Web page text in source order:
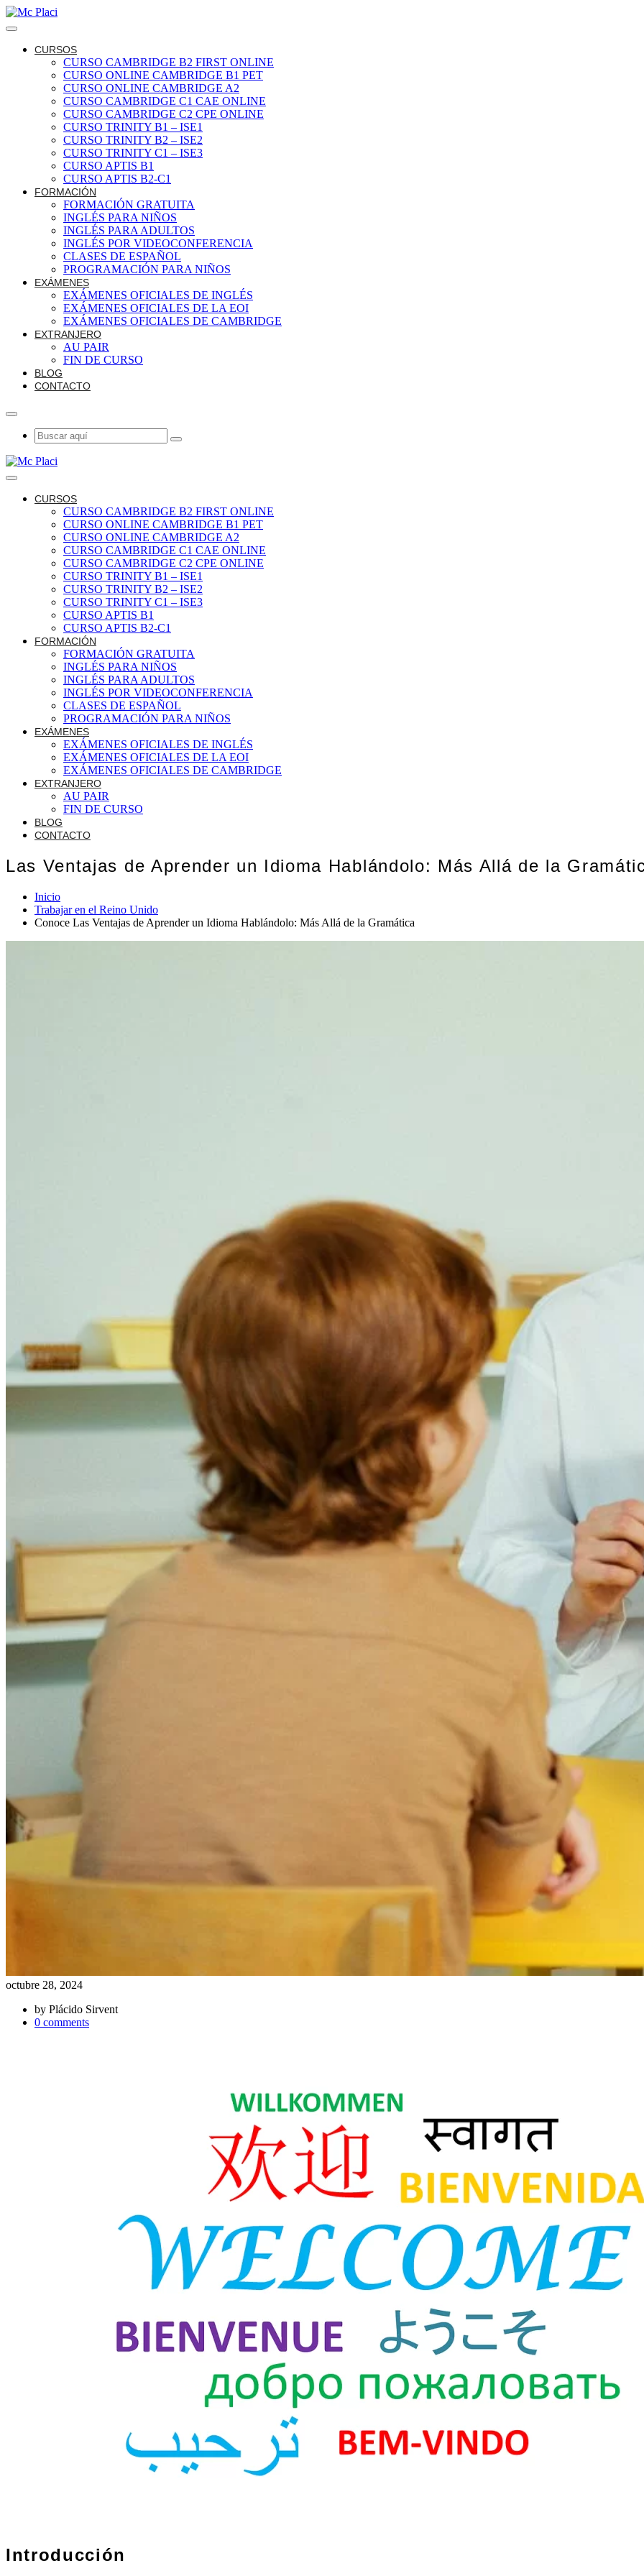
CURSOS
CURSO CAMBRIDGE B2 FIRST ONLINE
CURSO ONLINE CAMBRIDGE B1 PET
CURSO ONLINE CAMBRIDGE A2
CURSO CAMBRIDGE C1 CAE ONLINE
CURSO CAMBRIDGE C2 CPE ONLINE
CURSO TRINITY B1 – ISE1
CURSO TRINITY B2 – ISE2
CURSO TRINITY C1 – ISE3
CURSO APTIS B1
CURSO APTIS B2-C1
FORMACIÓN
FORMACIÓN GRATUITA
INGLÉS PARA NIÑOS
INGLÉS PARA ADULTOS
INGLÉS POR VIDEOCONFERENCIA
CLASES DE ESPAÑOL
PROGRAMACIÓN PARA NIÑOS
EXÁMENES
EXÁMENES OFICIALES DE INGLÉS
EXÁMENES OFICIALES DE LA EOI
EXÁMENES OFICIALES DE CAMBRIDGE
EXTRANJERO
AU PAIR
FIN DE CURSO
BLOG
CONTACTO
CURSOS
CURSO CAMBRIDGE B2 FIRST ONLINE
CURSO ONLINE CAMBRIDGE B1 PET
CURSO ONLINE CAMBRIDGE A2
CURSO CAMBRIDGE C1 CAE ONLINE
CURSO CAMBRIDGE C2 CPE ONLINE
CURSO TRINITY B1 – ISE1
CURSO TRINITY B2 – ISE2
CURSO TRINITY C1 – ISE3
CURSO APTIS B1
CURSO APTIS B2-C1
FORMACIÓN
FORMACIÓN GRATUITA
INGLÉS PARA NIÑOS
INGLÉS PARA ADULTOS
INGLÉS POR VIDEOCONFERENCIA
CLASES DE ESPAÑOL
PROGRAMACIÓN PARA NIÑOS
EXÁMENES
EXÁMENES OFICIALES DE INGLÉS
EXÁMENES OFICIALES DE LA EOI
EXÁMENES OFICIALES DE CAMBRIDGE
EXTRANJERO
AU PAIR
FIN DE CURSO
BLOG
CONTACTO
Las Ventajas de Aprender un Idioma Hablándolo: Más Allá de la
Inicio
Trabajar en el Reino Unido
Conoce Las Ventajas de Aprender un Idioma Hablándolo: Más Allá de la Gramática
octubre 28, 2024
by Plácido Sirvent
0 comments
Introducción